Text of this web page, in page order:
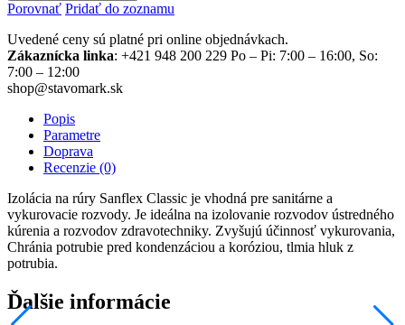
Porovnať Pridať do zoznamu
Uvedené ceny sú platné pri online objednávkach.
Zákaznícka linka: +421 948 200 229 Po – Pi: 7:00 – 16:00, So:
7:00 – 12:00
shop@stavomark.sk
Popis
Parametre
Doprava
Recenzie (0)
Izolácia na rúry Sanflex Classic je vhodná pre sanitárne a
vykurovacie rozvody. Je ideálna na izolovanie rozvodov ústredného
kúrenia a rozvodov zdravotechniky. Zvyšujú účinnosť vykurovania,
Chránia potrubie pred kondenzáciou a koróziou, tlmia hluk z
potrubia.
Ďalšie informácie